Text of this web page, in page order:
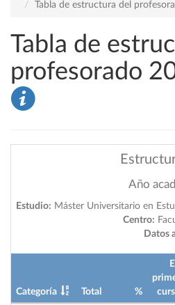
Tabla de estructura del
Tabla de
profesorado
Año
Estudio: Máster Universitario en
Centro:
Datos
Categoría Total %